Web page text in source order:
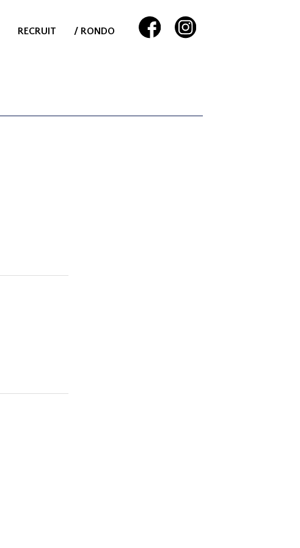
RECRUIT / RONDO